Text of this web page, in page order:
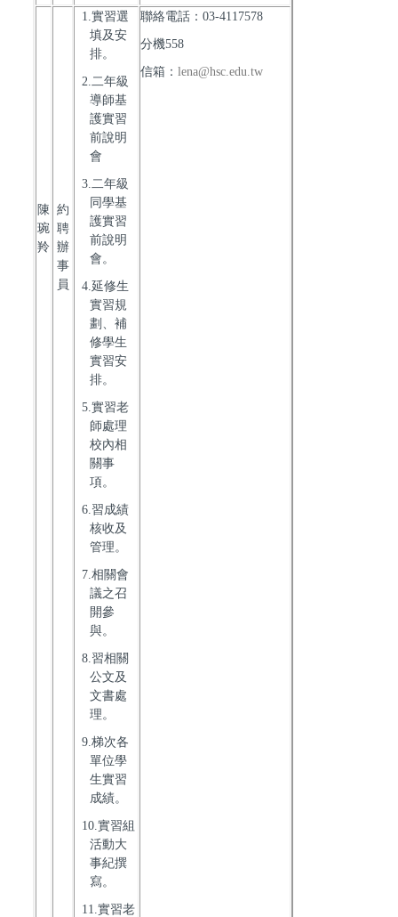
陳
琬
羚
約
聘
辦
事
員
1.實習選
填及安
排。
2.二年級
導師基
護實習
前說明
會
3.二年級
同學基
護實習
前說明
會。
4.延修生
實習規
劃、補
修學生
實習安
排。
5.實習老
師處理
校內相
關事
項。
6.習成績
核收及
管理。
7.相關會
議之召
開參
與。
8.習相關
公文及
文書處
理。
9.梯次各
單位學
生實習
成績。
10.實習組
活動大
事紀撰
寫。
11.實習老
聯絡電話：03-4117578
分機558
信箱： lena@hsc.edu.tw